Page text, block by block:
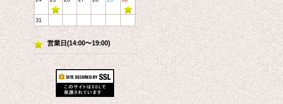
31
営業日(14:00〜19:00)